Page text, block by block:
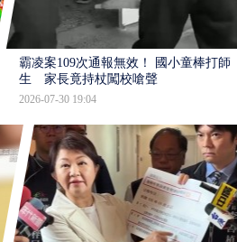
霸凌案109次通報無效！ 國小童棒打師
生 家長竟持杖闖校嗆聲
2026-07-30 19:04